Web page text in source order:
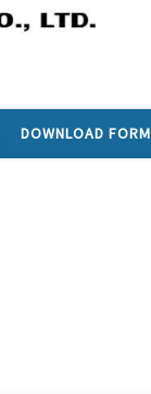
DOWNLOAD FORM